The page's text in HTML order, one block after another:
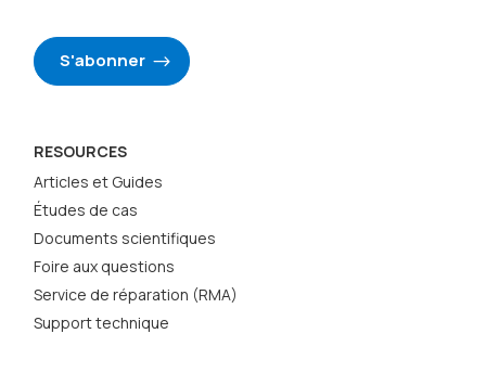
S'abonner
RESOURCES
Articles et Guides
Études de cas
Documents scientifiques
Foire aux questions
Service de réparation (RMA)
Support technique